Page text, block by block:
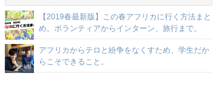
【2019春最新版】この春アフリカに行く方法まと
め。ボランティアからインターン、旅行まで。
アフリカからテロと紛争をなくすため、学生だか
らこそできること。